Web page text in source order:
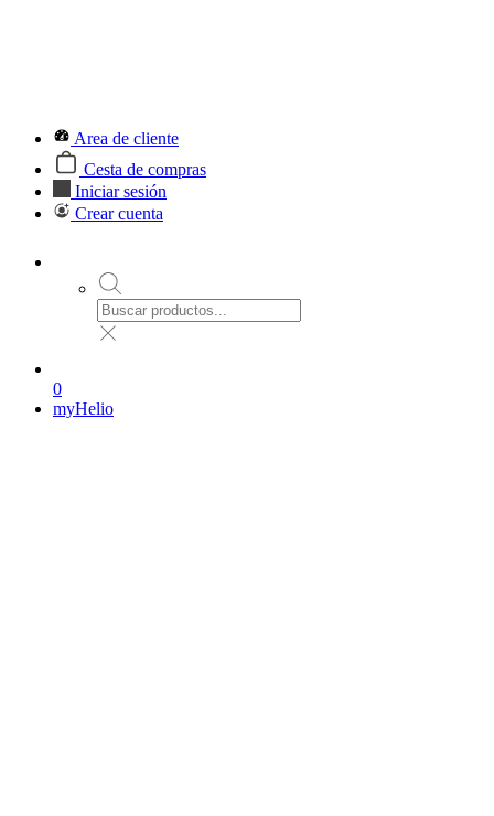
Area de cliente
Cesta de compras
Iniciar sesión
Crear cuenta
0
myHelio